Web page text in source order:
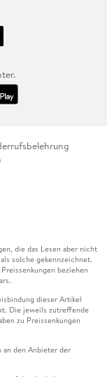
die das Lesen aber nicht
solche gekennzeichnet.
beziehen
dieser Artikel
Die jeweils zutreffende
zu Preissenkungen
den Anbieter der